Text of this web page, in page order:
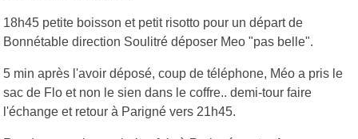
18h45 petite boisson et petit risotto pour un départ de
Bonnétable direction Soulitré déposer Meo "pas belle".
5 min après l'avoir déposé, coup de téléphone, Méo a pris le
sac de Flo et non le sien dans le coffre.. demi-tour faire
l'échange et retour à Parigné vers 21h45.